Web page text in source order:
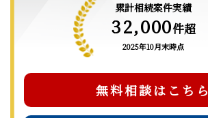
累計相続案件実績
32,000件超
2025年10月末時点
無料相談はこちら